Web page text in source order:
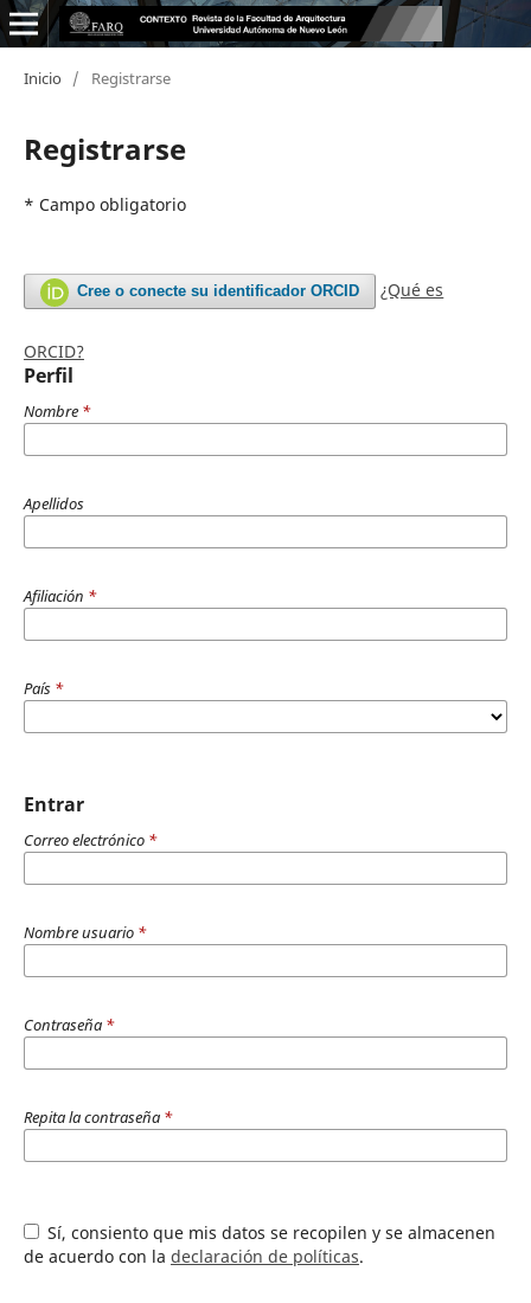
Inicio / Registrarse
Registrarse
* Campo obligatorio
Cree o conecte su identificador ORCID ¿Qué es
ORCID?
Perfil
Nombre *
Apellidos
Afiliación *
País *
Entrar
Correo electrónico *
Nombre usuario *
Contraseña *
Repita la contraseña *
Sí, consiento que mis datos se recopilen y se almacenen
de acuerdo con la declaración de políticas.